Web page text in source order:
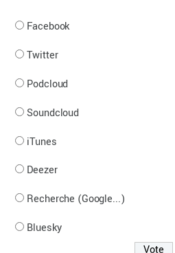
Facebook
Twitter
Podcloud
Soundcloud
iTunes
Deezer
Recherche (Google...)
Bluesky